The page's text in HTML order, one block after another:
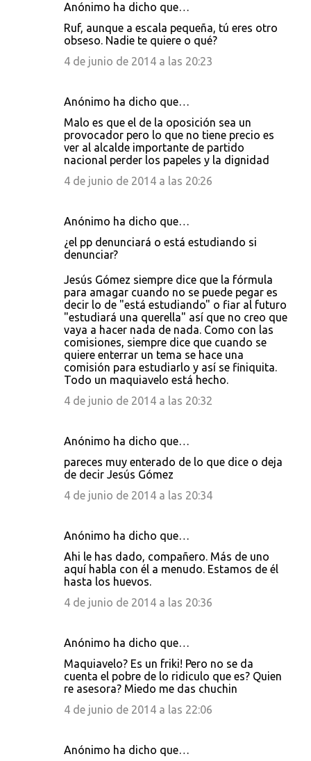
Anónimo ha dicho que…
Ruf, aunque a escala pequeña, tú eres otro
obseso. Nadie te quiere o qué?
4 de junio de 2014 a las 20:23
Anónimo ha dicho que…
Malo es que el de la oposición sea un
provocador pero lo que no tiene precio es
ver al alcalde importante de partido
nacional perder los papeles y la dignidad
4 de junio de 2014 a las 20:26
Anónimo ha dicho que…
¿el pp denunciará o está estudiando si
denunciar?
Jesús Gómez siempre dice que la fórmula
para amagar cuando no se puede pegar es
decir lo de "está estudiando" o fiar al futuro
"estudiará una querella" así que no creo que
vaya a hacer nada de nada. Como con las
comisiones, siempre dice que cuando se
quiere enterrar un tema se hace una
comisión para estudiarlo y así se finiquita.
Todo un maquiavelo está hecho.
4 de junio de 2014 a las 20:32
Anónimo ha dicho que…
pareces muy enterado de lo que dice o deja
de decir Jesús Gómez
4 de junio de 2014 a las 20:34
Anónimo ha dicho que…
Ahi le has dado, compañero. Más de uno
aquí habla con él a menudo. Estamos de él
hasta los huevos.
4 de junio de 2014 a las 20:36
Anónimo ha dicho que…
Maquiavelo? Es un friki! Pero no se da
cuenta el pobre de lo ridiculo que es? Quien
re asesora? Miedo me das chuchin
4 de junio de 2014 a las 22:06
Anónimo ha dicho que…